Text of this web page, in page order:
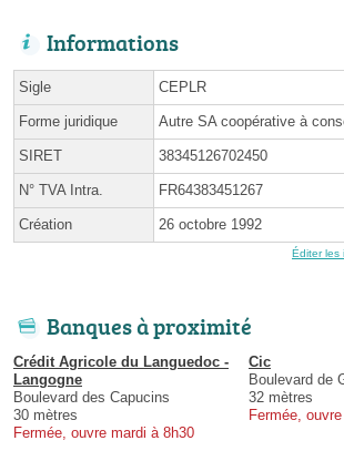
Informations
Sigle CEPLR
Forme juridique Autre SA coopérative à
SIRET 38345126702450
N° TVA Intra. FR64383451267
Création 26 octobre 1992
Éditer les
Banques à proximité
Crédit Agricole du Languedoc -
Langogne
Boulevard des Capucins
30 mètres
Fermée, ouvre mardi à 8h30
Cic
Boulevard de
32 mètres
Fermée,